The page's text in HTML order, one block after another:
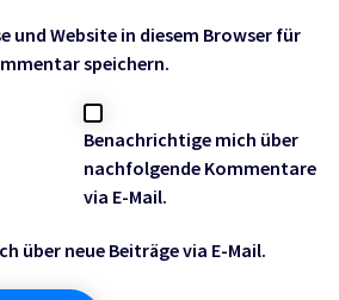
und Website in diesem Browser für
speichern.
Benachrichtige mich über
nachfolgende Kommentare
via E-Mail.
über neue Beiträge via E-Mail.